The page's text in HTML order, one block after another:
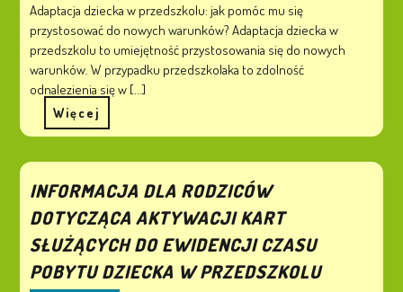
Adaptacja dziecka w przedszkolu: jak pomóc mu się
przystosować do nowych warunków? Adaptacja dziecka w
przedszkolu to umiejętność przystosowania się do nowych
warunków. W przypadku przedszkolaka to zdolność
odnalezienia się w [...]
Więcej
INFORMACJA DLA RODZICÓW
DOTYCZĄCA AKTYWACJI KART
SŁUŻĄCYCH DO EWIDENCJI CZASU
POBYTU DZIECKA W PRZEDSZKOLU